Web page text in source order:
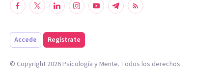
Accede Regístrate
© Copyright 2026Psicología y Mente. Todos los derechos